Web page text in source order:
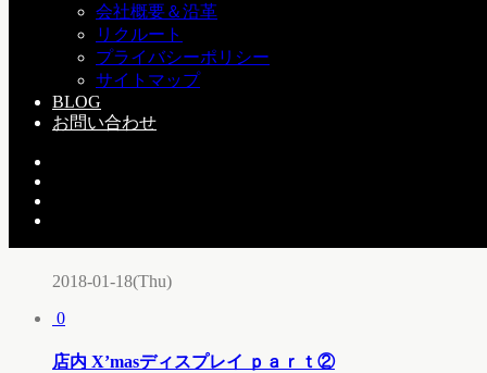
会社概要＆沿革
リクルート
プライバシーポリシー
サイトマップ
BLOG
お問い合わせ
セール最終日です！！
上質なお供花です♪
2018-01-18(Thu)
0
店内 X’masディスプレイ ｐａｒｔ②